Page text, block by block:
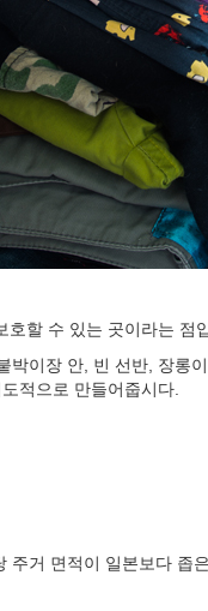
할 수 있는 곳이라는 점
박이장 안, 빈 선반, 장롱
도적으로 만들어줍시다.
거 면적이 일본보다 좁